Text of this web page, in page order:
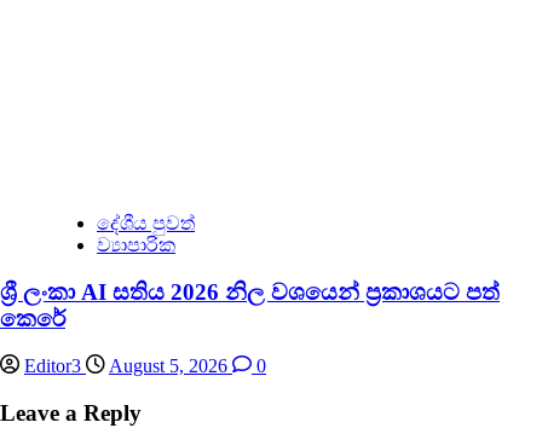
දේශීය පුවත්
ව්‍යාපාරික
ශ්‍රී ලංකා AI සතිය 2026 නිල වශයෙන් ප්‍රකාශයට පත්
කෙරේ
Editor3 August 5, 2026 0
Leave a Reply